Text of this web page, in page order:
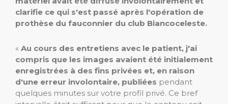
clarifie ce qui s'est passé après l'opération de
prothèse du fauconnier du club Biancoceleste.
« Au cours des entretiens avec le patient, j'ai
compris que les images avaient été initialement
enregistrées à des fins privées et, en raison
d'une erreur involontaire, publiées pendant
quelques minutes sur votre profil privé. Ce bref